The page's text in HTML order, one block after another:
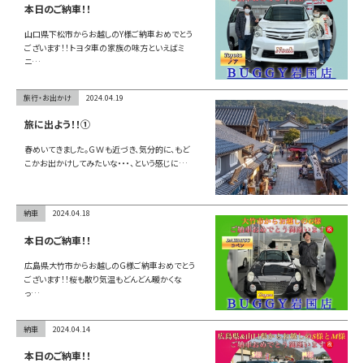
本日のご納車！！
山口県下松市からお越しのY様ご納車おめでとう
ございます！！トヨタ車の家族の味方といえばミ
ニ…
旅行・お出かけ 2024.04.19
旅に出よう！！①
春めいてきました。ＧＷも近づき、気分的に、もど
こかお出かけしてみたいな・・・、という感じに…
納車 2024.04.18
本日のご納車！！
広島県大竹市からお越しのG様ご納車おめでとう
ございます！！桜も散り気温もどんどん暖かくな
っ…
納車 2024.04.14
本日のご納車！！